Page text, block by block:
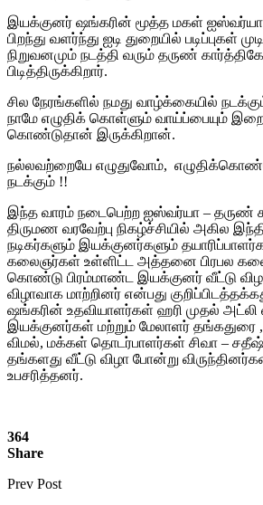
இயக்குனர் ஷங்கரின் மூத்த மகள்
பிறந்து வளர்ந்து ஐடி துறையில் படிப்புகள்
நிறுவனமும் நடத்தி வரும் தருண்
பிடித்திருக்கிறார்.
சில நேரங்களில் நமது வாழ்க்கையில்
நாமே எழுதிக் கொள்ளும் வாய்ப்பையும்
கொண்டுதான் இருக்கிறான்.
நல்லவற்றையே எழுதுவோம்,
நடக்கும் !!
இந்த வாரம் நடைபெற்ற ஐஸ்வர்யா – தருண்
திருமண வரவேற்பு நிகழ்ச்சியில் அகில
நடிகர்களும் இயக்குனர்களும்
கலைஞர்கள் உள்ளிட்ட அத்தனை பிரபல
கொண்டு பிரம்மாண்ட இயக்குனர் வீட்டு
விழாவாக மாற்றினர் என்பது
ஷங்கரின் உதவியாளர்கள் ஹரி முதல் அட்லி
இயக்குனர்கள் மற்றும் மேலாளர் தங்கதுரை ,
விமல், மக்கள் தொடர்பாளர்கள் சிவா –
தங்களது வீட்டு விழா போன்று
உபசரித்தனர்.
364
Share
Prev Post